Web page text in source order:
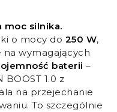
moc silnika.
o mocy do 250 W,
wymagających
baterii –
BOOST 1.0 z
na przejechanie
To szczególnie